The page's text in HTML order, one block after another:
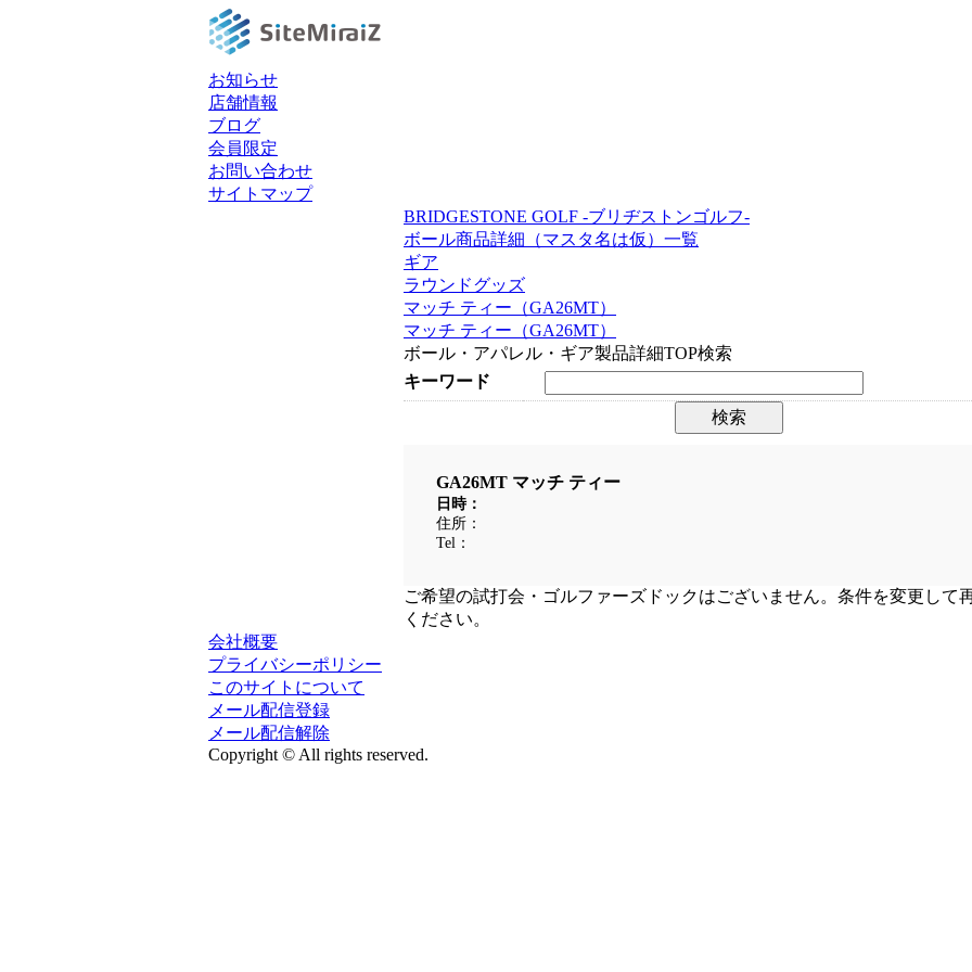
お知らせ
店舗情報
ブログ
会員限定
お問い合わせ
サイトマップ
BRIDGESTONE GOLF -ブリヂストンゴルフ-
ボール商品詳細（マスタ名は仮）一覧
ギア
ラウンドグッズ
マッチ ティー（GA26MT）
マッチ ティー（GA26MT）
ボール・アパレル・ギア製品詳細TOP検索
キーワード
GA26MT マッチ ティー
日時：
住所：
Tel：
ご希望の試打会・ゴルファーズドックはございません。条件を変更して
ください。
会社概要
プライバシーポリシー
このサイトについて
メール配信登録
メール配信解除
Copyright © All rights reserved.